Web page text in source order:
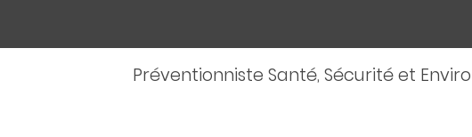
Préventionniste Santé, Sécurité et